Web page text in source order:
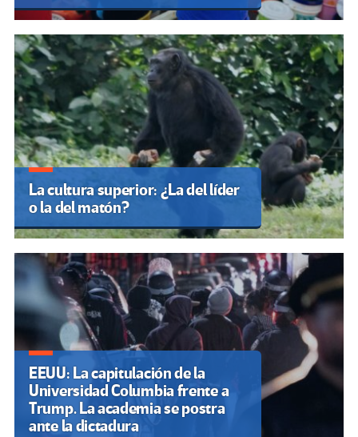
La cultura superior: ¿La del líder
o la del matón?
EEUU: La capitulación de la
Universidad Columbia frente a
Trump. La academia se postra
ante la dictadura